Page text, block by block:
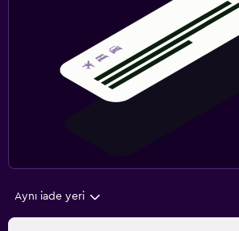
Aynı iade yeri